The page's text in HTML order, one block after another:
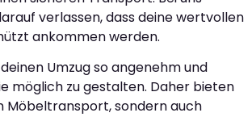
verlassen, dass deine wertvollen
ankommen werden.
Umzug so angenehm und
möglich zu gestalten. Daher bieten
Möbeltransport, sondern auch